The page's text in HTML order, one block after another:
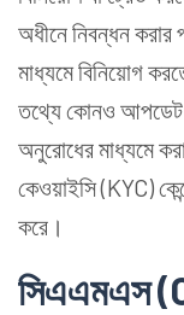
অধীনে নিবন্ধন করার
মাধ্যমে বিনিয়োগ
তথ্যে কোনও আপডেট
অনুরোধের মাধ্যমে
কেওয়াইসি (KYC)
করে।
সিএএমএস